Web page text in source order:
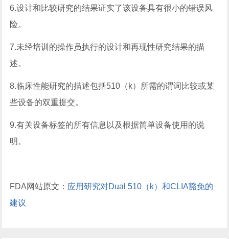
6.设计和比较研究的结果证实了该设备具有很小的错误风
险。
7.未经培训的操作员执行的设计和再现性研究结果的描
述。
8.临床性能研究的描述包括510（k）所需的谓词比较或某
些设备的双重提交。
9.有关设备标签的所有信息以及根据简单设备使用的说
明。
FDA网站原文： 应用研究对Dual 510（k）和CLIA豁免的
建议